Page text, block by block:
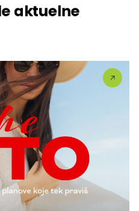
aktuelne